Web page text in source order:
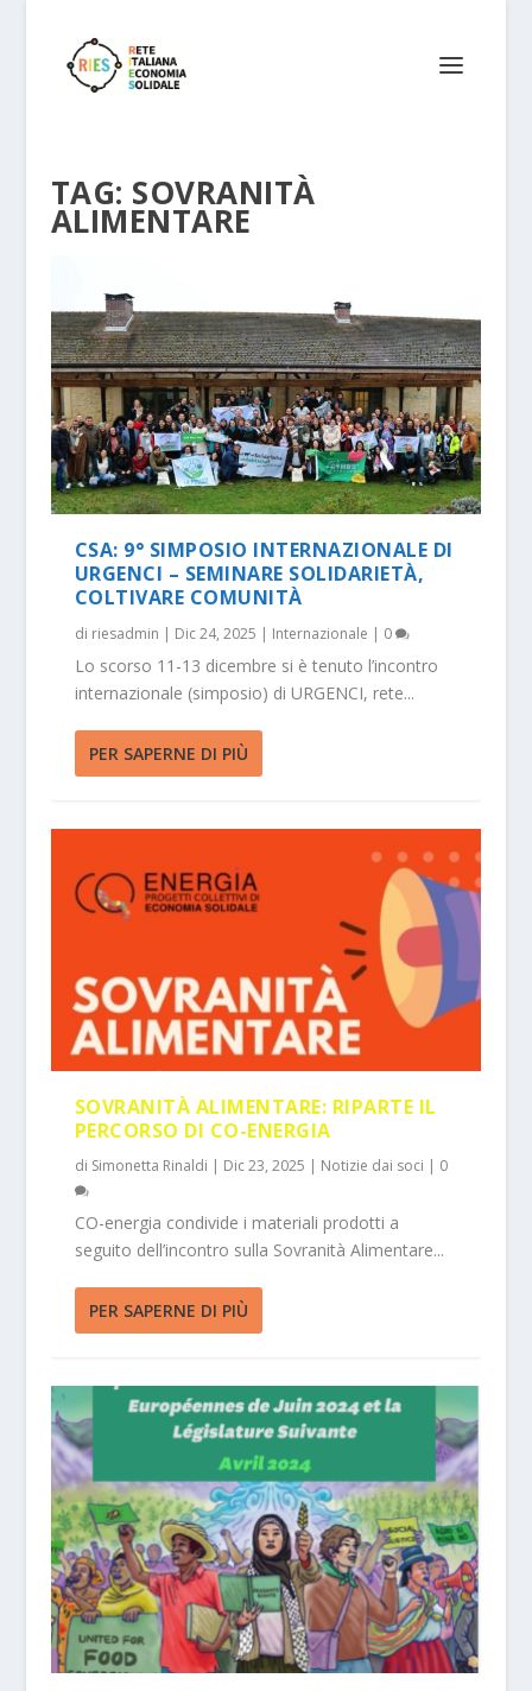
TAG: SOVRANITÀ
ALIMENTARE
CSA: 9° SIMPOSIO INTERNAZIONALE DI
URGENCI – SEMINARE SOLIDARIETÀ,
COLTIVARE COMUNITÀ
di riesadmin | Dic 24, 2025 | Internazionale | 0
Lo scorso 11-13 dicembre si è tenuto l’incontro
internazionale (simposio) di URGENCI, rete...
PER SAPERNE DI PIÙ
SOVRANITÀ ALIMENTARE: RIPARTE IL
PERCORSO DI CO-ENERGIA
di Simonetta Rinaldi | Dic 23, 2025 | Notizie dai soci | 0
CO-energia condivide i materiali prodotti a
seguito dell’incontro sulla Sovranità Alimentare...
PER SAPERNE DI PIÙ